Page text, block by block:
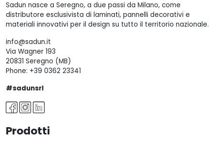
Sadun nasce a Seregno, a due passi da Milano, come
distributore esclusivista di laminati, pannelli decorativi e
materiali innovativi per il design su tutto il territorio nazionale.
info@sadun.it
Via Wagner 193
20831 Seregno (MB)
Phone: +39 0362 23341
#sadunsrl
Prodotti